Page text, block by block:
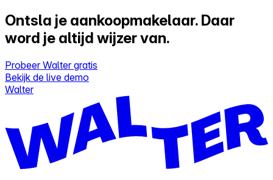
Ontsla je aankoopmakelaar. Daar
word je altijd wijzer van.
Probeer Walter gratis
Bekijk de live demo
Walter